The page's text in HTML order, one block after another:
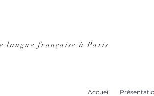
langue française à Paris
Accueil